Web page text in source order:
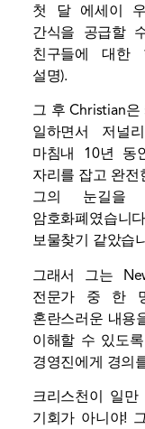
첫 달 에세이
간식을 공급할
친구들에 대한
설명).
그 후 Christian
일하면서 저널
마침내 10년 동
자리를 잡고 완전
그의 눈길을
암호화폐였습
보물찾기 같았습
그래서 그는
전문가 중 한
혼란스러운 내용
이해할 수 있도
경영진에게 경의
크리스천이 일
기회가 아니야!